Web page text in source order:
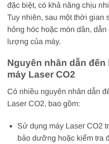
đặc biệt, có khả năng chịu
Tuy nhiên, sau một thời gian
hỏng hóc hoặc mòn dần,
lượng của máy.
Nguyên nhân dẫn
máy Laser CO2
Có nhiều nguyên nhân dẫn
Laser CO2, bao gồm:
Sử dụng máy Laser CO2
bảo dưỡng hoặc kiểm tra